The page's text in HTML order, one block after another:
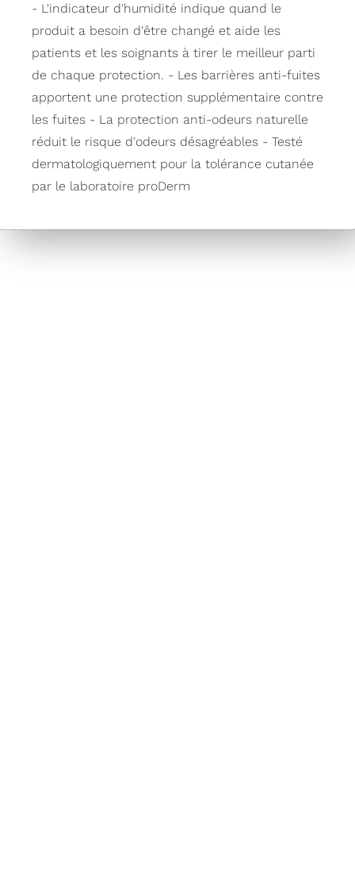
- L'indicateur d'humidité indique quand le
produit a besoin d'être changé et aide les
patients et les soignants à tirer le meilleur parti
de chaque protection. - Les barrières anti-fuites
apportent une protection supplémentaire contre
les fuites - La protection anti-odeurs naturelle
réduit le risque d'odeurs désagréables - Testé
dermatologiquement pour la tolérance cutanée
par le laboratoire proDerm